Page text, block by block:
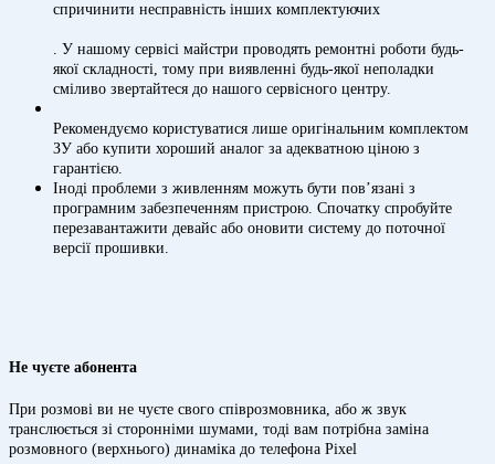
спричинити несправність інших комплектуючих
. У нашому сервісі майстри проводять ремонтні роботи будь-
якої складності, тому при виявленні будь-якої неполадки
сміливо звертайтеся до нашого сервісного центру.
Рекомендуємо користуватися лише оригінальним комплектом
ЗУ або купити хороший аналог за адекватною ціною з
гарантією.
Іноді проблеми з живленням можуть бути пов’язані з
програмним забезпеченням пристрою. Спочатку спробуйте
перезавантажити девайс або оновити систему до поточної
версії прошивки.
Не чуєте абонента
При розмові ви не чуєте свого співрозмовника, або ж звук
транслюється зі сторонніми шумами, тоді вам потрібна заміна
розмовного (верхнього) динаміка до телефона Pixel